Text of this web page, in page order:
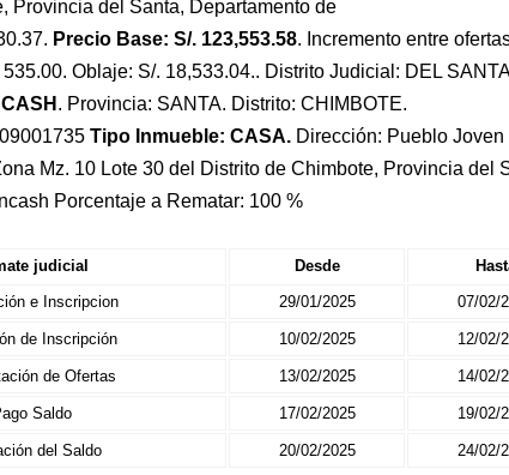
Provincia del Santa, Departamento de
Precio Base: S/. 123,553.58. Incremento entre
Oblaje: S/. 18,533.04.. Distrito Judicial: DEL
. Provincia: SANTA. Distrito: CHIMBOTE.
Tipo Inmueble: CASA. Dirección: Pueblo Joven
Mz. 10 Lote 30 del Distrito de Chimbote, Provincia del
Porcentaje a Rematar: 100 %
judicial Desde
e Inscripcion
29/01/2025 07/02/
de Inscripción 10/02/2025 12/02/
de Ofertas 13/02/2025 14/02/
Saldo 17/02/2025 19/02/
del Saldo 20/02/2025 24/02/